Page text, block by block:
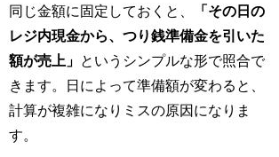
同じ金額に固定しておくと、
「その日の
レジ内現金から、つり銭準備金を引いた
額が売上」 というシンプルな形で照合で
きます。日によって準備額が変わると、
計算が複雑になりミスの原因になりま
す。